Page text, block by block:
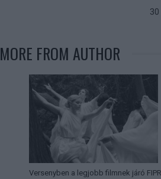
MORE FROM AUTHOR
Versenyben a legjobb filmnek járó